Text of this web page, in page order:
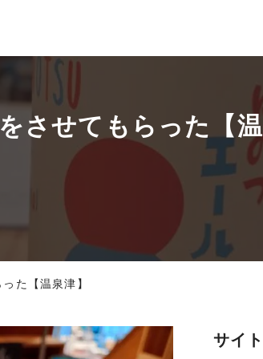
させてもらった【温
た【温泉津】
サイ